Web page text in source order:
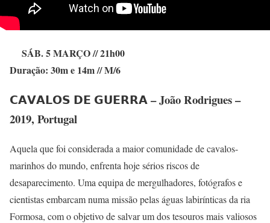
SÁB. 5 MARÇO // 21h00
Duração: 30m e 14m // M/6
𝗖𝗔𝗩𝗔𝗟𝗢𝗦 𝗗𝗘 𝗚𝗨𝗘𝗥𝗥𝗔 –João Rodrigues –
2019, Portugal
Aquela que foi considerada a maior comunidade de cavalos-
marinhos do mundo, enfrenta hoje sérios riscos de
desaparecimento. Uma equipa de mergulhadores, fotógrafos e
cientistas embarcam numa missão pelas águas labirínticas da ria
Formosa, com o objetivo de salvar um dos tesouros mais valiosos